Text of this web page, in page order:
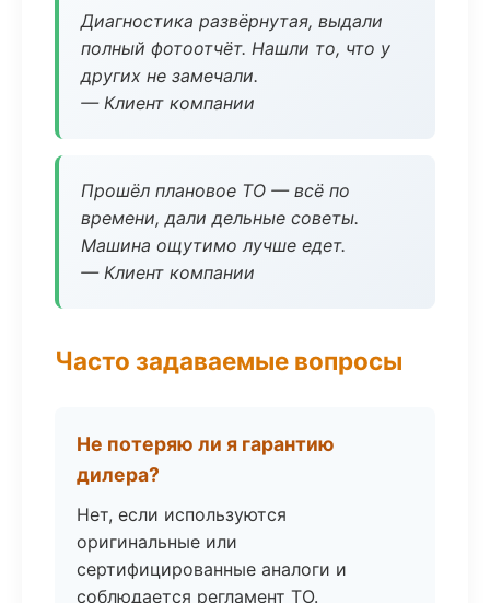
Диагностика развёрнутая, выдали
полный фотоотчёт. Нашли то, что у
других не замечали.
— Клиент компании
Прошёл плановое ТО — всё по
времени, дали дельные советы.
Машина ощутимо лучше едет.
— Клиент компании
Часто задаваемые вопросы
Не потеряю ли я гарантию
дилера?
Нет, если используются
оригинальные или
сертифицированные аналоги и
соблюдается регламент ТО.